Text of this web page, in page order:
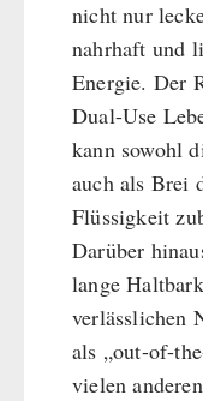
Schutzraum-
nicht nur
nahrhaft und
Energie. Der
Dual-Use
kann sowohl
auch als Brei
Flüssigkeit
Darüber
lange
verlässlichen
als „out-of-
vielen